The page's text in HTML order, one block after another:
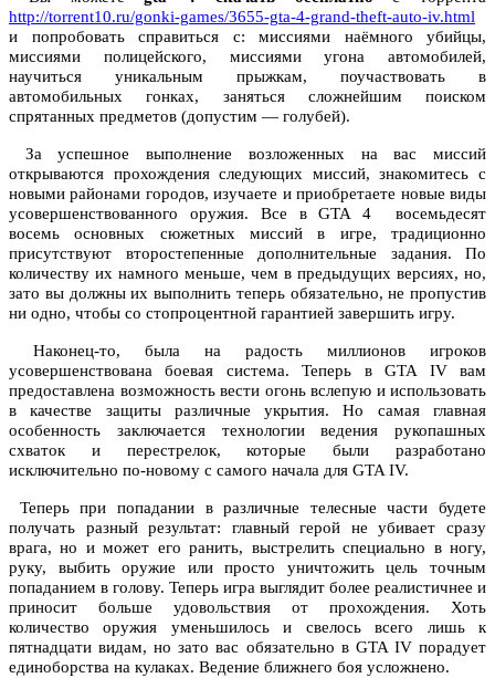
http://torrent10.ru/gonki-games/3655-gta-4-grand-theft-auto-iv.html
и попробовать справиться с: миссиями наёмного убийцы,
миссиями полицейского, миссиями угона автомобилей,
научиться уникальным прыжкам, поучаствовать в
автомобильных гонках, заняться сложнейшим поиском
спрятанных предметов (допустим — голубей).
За успешное выполнение возложенных на вас миссий
открываются прохождения следующих миссий, знакомитесь с
новыми районами городов, изучаете и приобретаете новые виды
усовершенствованного оружия. Все в GTA 4 восемьдесят
восемь основных сюжетных миссий в игре, традиционно
присутствуют второстепенные дополнительные задания. По
количеству их намного меньше, чем в предыдущих версиях, но,
зато вы должны их выполнить теперь обязательно, не пропустив
ни одно, чтобы со стопроцентной гарантией завершить игру.
Наконец-то, была на радость миллионов игроков
усовершенствована боевая система. Теперь в GTA IV вам
предоставлена возможность вести огонь вслепую и использовать
в качестве защиты различные укрытия. Но самая главная
особенность заключается технологии ведения рукопашных
схваток и перестрелок, которые были разработано
исключительно по-новому с самого начала для GTA IV.
Теперь при попадании в различные телесные части будете
получать разный результат: главный герой не убивает сразу
врага, но и может его ранить, выстрелить специально в ногу,
руку, выбить оружие или просто уничтожить цель точным
попаданием в голову. Теперь игра выглядит более реалистичнее и
приносит больше удовольствия от прохождения. Хоть
количество оружия уменьшилось и свелось всего лишь к
пятнадцати видам, но зато вас обязательно в GTA IV порадует
единоборства на кулаках. Ведение ближнего боя усложнено.